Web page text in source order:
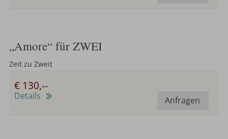
„Amore“ für ZWEI
Zeit zu Zweit
€ 130,--
Anfragen
Details